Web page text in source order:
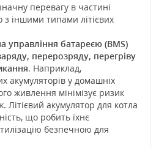
перевагу в частині
з іншими типами літієвих
управління батареєю (BMS)
перерозряду, перегріву
. Наприклад,
акумуляторів у домашніх
живлення мінімізує ризик
акумулятор для котла
що робить їхнє
безпечною для